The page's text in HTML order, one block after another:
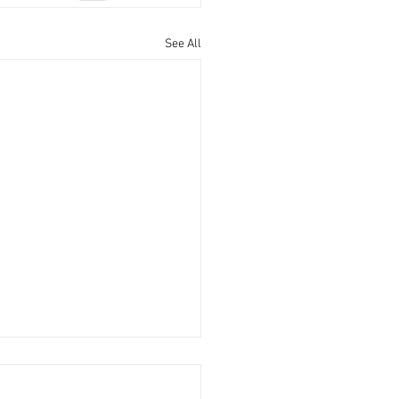
See All